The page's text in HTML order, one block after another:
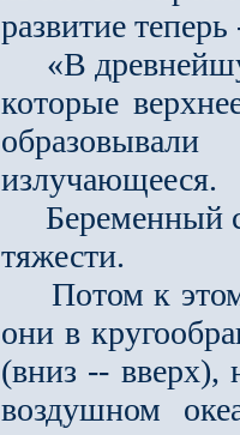
развитие
«В
которые
излучающееся.
Беременный
тяжести.
Потом к
они в
(вниз -- вверх),
воздушном